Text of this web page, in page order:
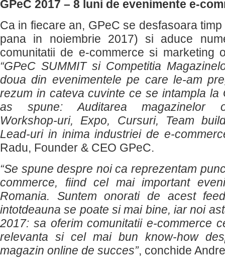
GPeC 2017 – 8 luni de evenimente e-
Ca in fiecare an, GPeC se desfasoara
pana in noiembrie 2017) si aduce
comunitatii de e-commerce si marketing
“GPeC SUMMIT si Competitia
doua din evenimentele pe care le-am
rezum in cateva cuvinte ce se intampla la
as spune: Auditarea magazinelor
Workshop-uri, Expo, Cursuri, Team
Lead-uri in inima industriei de e-
Radu, Founder & CEO GPeC.
“Se spune despre noi ca reprezentam
commerce, fiind cel mai important
Romania. Suntem onorati de acest
intotdeauna se poate si mai bine, iar noi
2017: sa oferim comunitatii e-commerce
relevanta si cel mai bun know-how
magazin online de succes”, conchide